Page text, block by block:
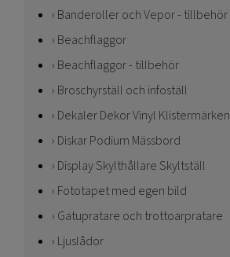
Banderoller och Vepor - tillbehör
Beachflaggor
Beachflaggor - tillbehör
Broschyrställ och infoställ
Dekaler Dekor Vinyl Klistermärken
Diskar Podium Mässbord
Display Skylthållare Skyltställ
Fototapet med egen bild
Gatupratare och trottoarpratare
Ljuslådor